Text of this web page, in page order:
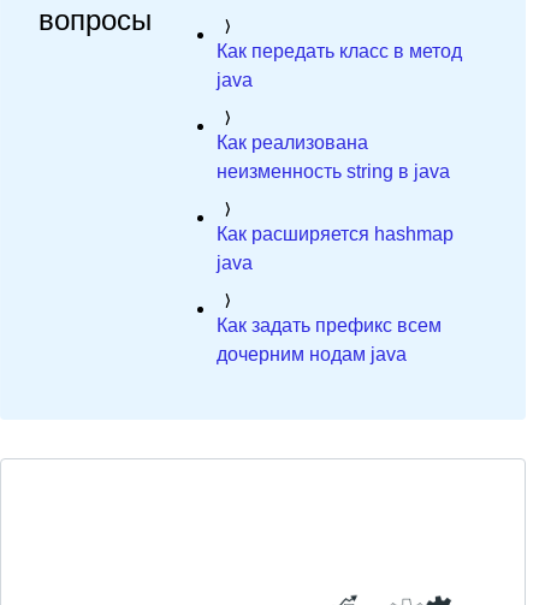
вопросы
Как передать класс в метод
java
Как реализована
неизменность string в java
Как расширяется hashmap
java
Как задать префикс всем
дочерним нодам java